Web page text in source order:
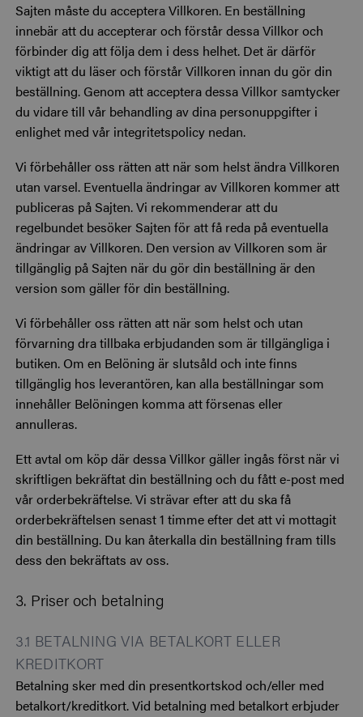
Sajten måste du acceptera Villkoren. En beställning
innebär att du accepterar och förstår dessa Villkor och
förbinder dig att följa dem i dess helhet. Det är därför
viktigt att du läser och förstår Villkoren innan du gör din
beställning. Genom att acceptera dessa Villkor samtycker
du vidare till vår behandling av dina personuppgifter i
enlighet med vår integritetspolicy nedan.
Vi förbehåller oss rätten att när som helst ändra Villkoren
utan varsel. Eventuella ändringar av Villkoren kommer att
publiceras på Sajten. Vi rekommenderar att du
regelbundet besöker Sajten för att få reda på eventuella
ändringar av Villkoren. Den version av Villkoren som är
tillgänglig på Sajten när du gör din beställning är den
version som gäller för din beställning.
Vi förbehåller oss rätten att när som helst och utan
förvarning dra tillbaka erbjudanden som är tillgängliga i
butiken. Om en Belöning är slutsåld och inte finns
tillgänglig hos leverantören, kan alla beställningar som
innehåller Belöningen komma att försenas eller
annulleras.
Ett avtal om köp där dessa Villkor gäller ingås först när vi
skriftligen bekräftat din beställning och du fått e-post med
vår orderbekräftelse. Vi strävar efter att du ska få
orderbekräftelsen senast 1 timme efter det att vi mottagit
din beställning. Du kan återkalla din beställning fram tills
dess den bekräftats av oss.
3. Priser och betalning
3.1 BETALNING VIA BETALKORT ELLER
KREDITKORT
Betalning sker med din presentkortskod och/eller med
betalkort/kreditkort. Vid betalning med betalkorterbjuder